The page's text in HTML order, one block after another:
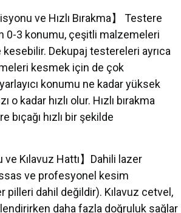
ve Hızlı Bırakma】 Testere
0-3 konumu, çeşitli malzemeleri
Dekupaj testereleri ayrıca
kesmek için de çok
konumu ne kadar yüksek
o kadar hızlı olur. Hızlı bırakma
bıçağı hızlı bir şekilde
ve Kılavuz Hattı】Dahili lazer
ve profesyonel kesim
pilleri dahil değildir). Kılavuz cetvel,
daha fazla doğruluk sağlar